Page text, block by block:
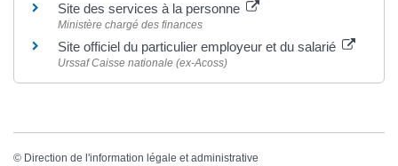
Site des services à la personne
Ministère chargé des finances
Site officiel du particulier employeur et du salarié
Urssaf Caisse nationale (ex-Acoss)
© Direction de l'information légale et administrative